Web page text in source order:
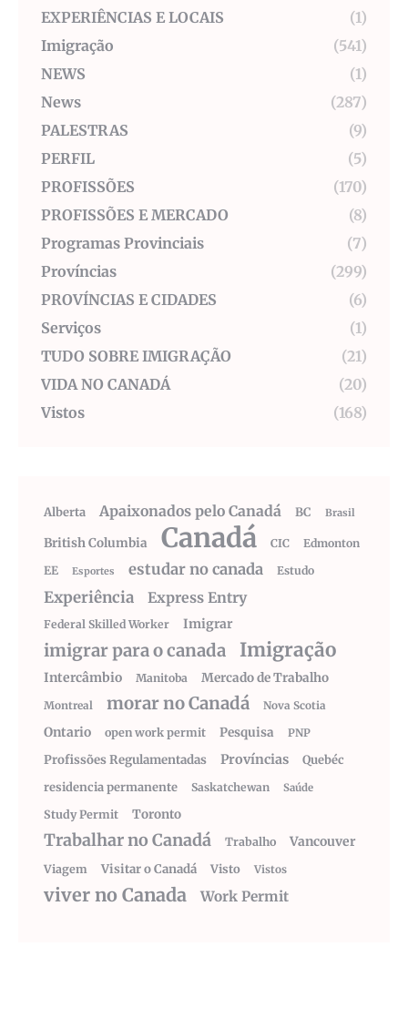
EXPERIÊNCIAS E LOCAIS
(1)
Imigração
(541)
NEWS
(1)
News
(287)
PALESTRAS
(9)
PERFIL
(5)
PROFISSÕES
(170)
PROFISSÕES E MERCADO
(8)
Programas Provinciais
(7)
Províncias
(299)
PROVÍNCIAS E CIDADES
(6)
Serviços
(1)
TUDO SOBRE IMIGRAÇÃO
(21)
VIDA NO CANADÁ
(20)
Vistos
(168)
Alberta Apaixonados pelo Canadá BC Brasil
British Columbia Canadá CIC
Edmonton
EE
Esportes estudar no canada Estudo
Experiência Express Entry
Federal Skilled Worker Imigrar
imigrar para o canada Imigração
Intercâmbio Manitoba Mercado de Trabalho
Montreal morar no Canadá Nova Scotia
Ontario open work permit Pesquisa PNP
Profissões Regulamentadas Províncias
Quebéc
residencia permanente
Saskatchewan Saúde
Study Permit Toronto
Trabalhar no Canadá Trabalho Vancouver
Viagem Visitar o Canadá Visto Vistos
viver no Canada Work Permit